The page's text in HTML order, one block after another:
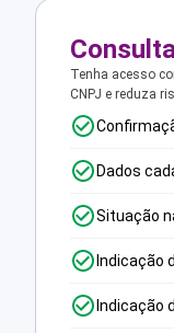
Tenha acesso
CNPJ e reduza
Dados
Situação
Indicação
Indicação